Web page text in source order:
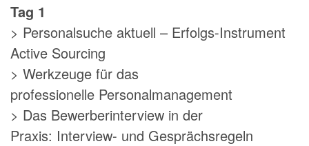
Tag 1
> Personalsuche aktuell – Erfolgs-Instrument
Active Sourcing
> Werkzeuge für das
professionelle Personalmanagement
> Das Bewerberinterview in der
Praxis: Interview- und Gesprächsregeln